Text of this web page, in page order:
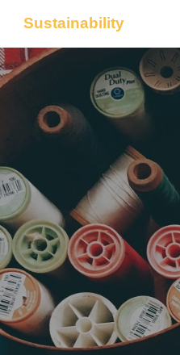
Sustainability